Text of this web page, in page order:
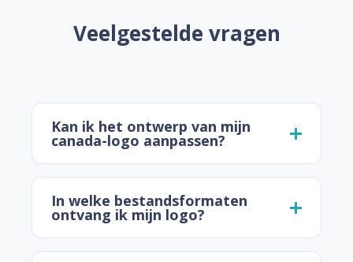
Veelgestelde vragen
Kan ik het ontwerp van mijn
canada-logo aanpassen?
In welke bestandsformaten
ontvang ik mijn logo?